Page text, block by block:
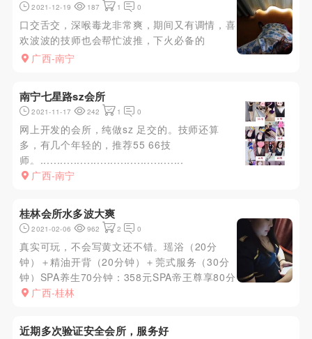
2021-12-19 187 1 0
口交舌交，深喉毒龙非常爽，期间又有调情，喜
欢波波的技师也会帮忙波推，下火必备的
广西-南宁
南宁七星路sz会所
2021-11-17 242 1 0
网上开发的会所，纯做sz 足交的。技师还算
多，有几个年轻的，推荐55 66技
师。...........................................
广西-南宁
桂林会所水多波大爽
2021-02-06 962 2 0
真实可玩，不会写黄文还不错。瑶浴（20分
钟）＋精油开背（20分钟）＋莞式服务（30分
钟）SPA养生70分钟：358元SPA帝王尊享80分
钟：458元 桂林^_^你懂的
广西-桂林
近期多次验证安全会所，服务好